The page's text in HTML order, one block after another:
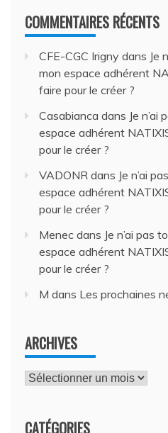
COMMENTAIRES RÉCENTS
CFE-CGC Irigny dans Je
mon espace adhérent
faire pour le créer ?
Casabianca dans Je n’ai
espace adhérent
pour le créer ?
VADONR dans Je n’ai
espace adhérent
pour le créer ?
Menec dans Je n’ai pas
espace adhérent
pour le créer ?
M dans Les prochaines
ARCHIVES
Archives
CATÉGORIES